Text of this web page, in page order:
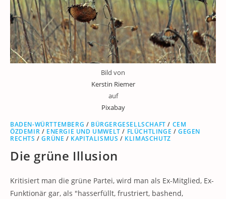
Bild von
Kerstin Riemer
auf
Pixabay
BADEN-WÜRTTEMBERG / BÜRGERGESELLSCHAFT / CEM
ÖZDEMIR / ENERGIE UND UMWELT / FLÜCHTLINGE /GEGEN
RECHTS /GRÜNE / KAPITALISMUS / KLIMASCHUTZ
Die grüne Illusion
Kritisiert man die grüne Partei, wird man als Ex-Mitglied, Ex-
Funktionär gar, als "hasserfüllt, frustriert, bashend,